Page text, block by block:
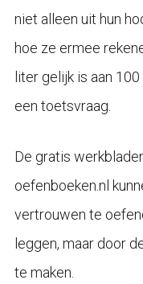
niet alleen uit hun
hoe ze ermee
liter gelijk is aan
een toetsvraag.
De gratis
oefenboeken.nl
vertrouwen te
leggen, maar door
te maken.